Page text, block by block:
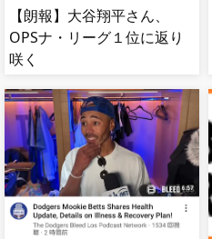
【朗報】大谷翔平さん、
OPSナ・リーグ１位に返り
咲く